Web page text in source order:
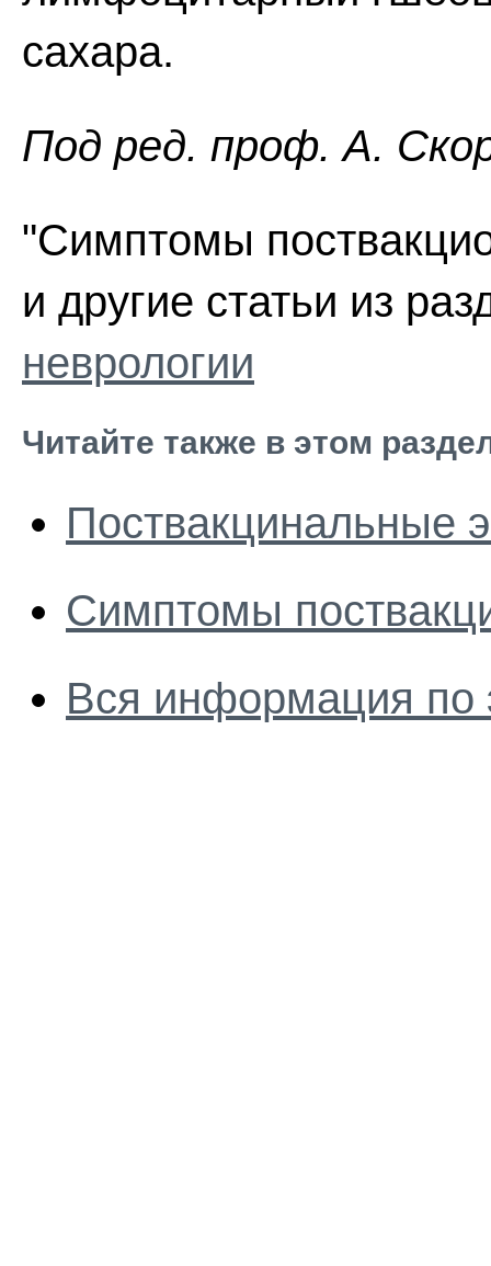
сахара.
Пoд peд. проф. А.
"Симптомы
и другие статьи из
неврологии
Читайте также в этом
Поствакцинальные
Симптомы
Вся информация по